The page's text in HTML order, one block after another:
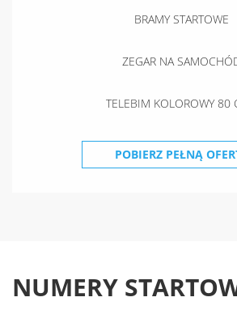
BRAMY STARTOWE
ZEGAR NA
TELEBIM KOLOROWY 80
POBIERZ PEŁNĄ
NUMERY